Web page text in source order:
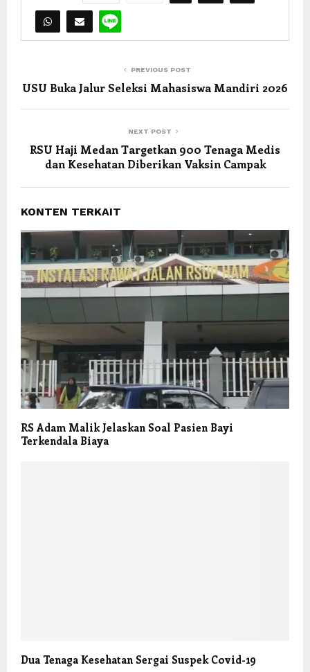
PREVIOUS POST
USU Buka Jalur Seleksi Mahasiswa Mandiri 2026
NEXT POST
RSU Haji Medan Targetkan 900 Tenaga Medis
dan Kesehatan Diberikan Vaksin Campak
KONTEN TERKAIT
RS Adam Malik Jelaskan Soal Pasien Bayi
Terkendala Biaya
Dua Tenaga Kesehatan Sergai Suspek Covid-19